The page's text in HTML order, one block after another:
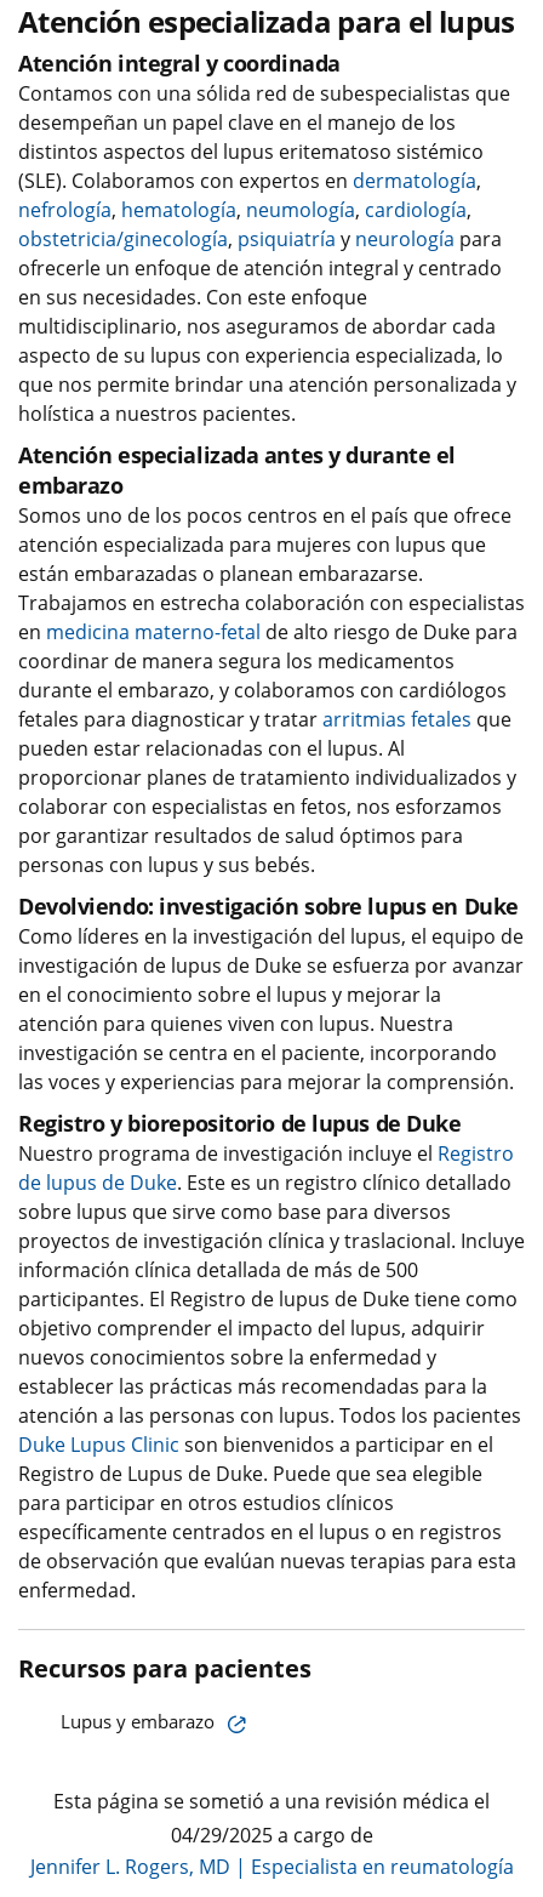
Atención especializada para el lupus
Atención integral y coordinada
Contamos con una sólida red de subespecialistas que
desempeñan un papel clave en el manejo de los
distintos aspectos del lupus eritematoso sistémico
(SLE). Colaboramos con expertos en dermatología,
nefrología, hematología, neumología, cardiología,
obstetricia/ginecología, psiquiatría y neurología para
ofrecerle un enfoque de atención integral y centrado
en sus necesidades. Con este enfoque
multidisciplinario, nos aseguramos de abordar cada
aspecto de su lupus con experiencia especializada, lo
que nos permite brindar una atención personalizada y
holística a nuestros pacientes.
Atención especializada antes y durante el
embarazo
Somos uno de los pocos centros en el país que ofrece
atención especializada para mujeres con lupus que
están embarazadas o planean embarazarse.
Trabajamos en estrecha colaboración con especialistas
en medicina materno-fetal de alto riesgo de Duke para
coordinar de manera segura los medicamentos
durante el embarazo, y colaboramos con cardiólogos
fetales para diagnosticar y tratararritmias fetales que
pueden estar relacionadas con el lupus. Al
proporcionar planes de tratamiento individualizados y
colaborar con especialistas en fetos, nos esforzamos
por garantizar resultados de salud óptimos para
personas con lupus y sus bebés.
Devolviendo: investigación sobre lupus en Duke
Como líderes en la investigación del lupus, el equipo de
investigación de lupus de Duke se esfuerza por avanzar
en el conocimiento sobre el lupus y mejorar la
atención para quienes viven con lupus. Nuestra
investigación se centra en el paciente, incorporando
las voces y experiencias para mejorar la comprensión.
Registro y biorepositorio de lupus de Duke
Nuestro programa de investigación incluye el Registro
de lupus de Duke. Este es un registro clínico detallado
sobre lupus que sirve como base para diversos
proyectos de investigación clínica y traslacional. Incluye
información clínica detallada de más de 500
participantes. El Registro de lupus de Duke tiene como
objetivo comprender el impacto del lupus, adquirir
nuevos conocimientos sobre la enfermedad y
establecer las prácticas más recomendadas para la
atención a las personas con lupus. Todos los pacientes
Duke Lupus Clinic son bienvenidos a participar en el
Registro de Lupus de Duke. Puede que sea elegible
para participar en otros estudios clínicos
específicamente centrados en el lupus o en registros
de observación que evalúan nuevas terapias para esta
enfermedad.
Recursos para pacientes
Lupus y embarazo
Esta página se sometió a una revisión médica el
04/29/2025 a cargo de
Jennifer L. Rogers, MD | Especialista en reumatología